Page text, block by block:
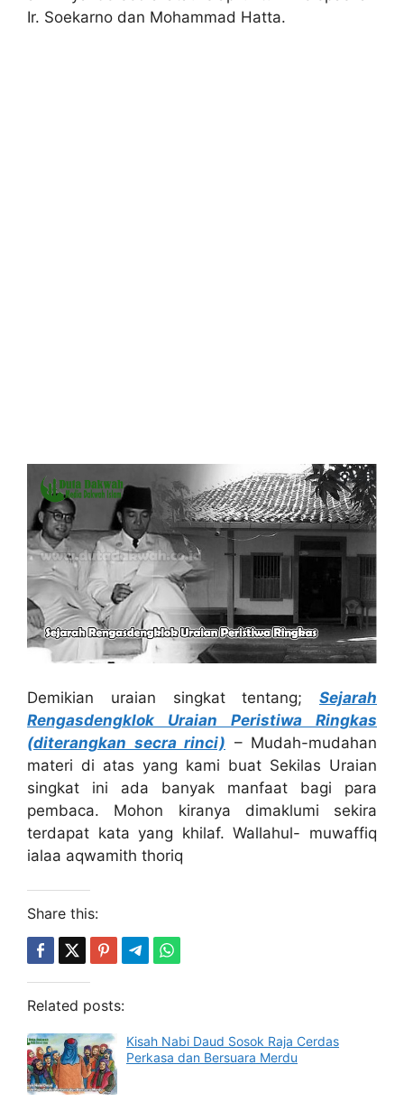
Ir. Soekarno dan Mohammad Hatta.
Demikian uraian singkat tentang; Sejarah
Rengasdengklok Uraian Peristiwa Ringkas
(diterangkan secra rinci) – Mudah-mudahan
materi di atas yang kami buat Sekilas Uraian
singkat ini ada banyak manfaat bagi para
pembaca. Mohon kiranya dimaklumi sekira
terdapat kata yang khilaf. Wallahul- muwaffiq
ialaa aqwamith thoriq
Share this:
Related posts:
Kisah Nabi Daud Sosok Raja Cerdas
Perkasa dan Bersuara Merdu